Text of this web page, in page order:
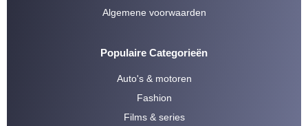
Algemene voorwaarden
Populaire Categorieën
Auto's & motoren
Fashion
Films & series